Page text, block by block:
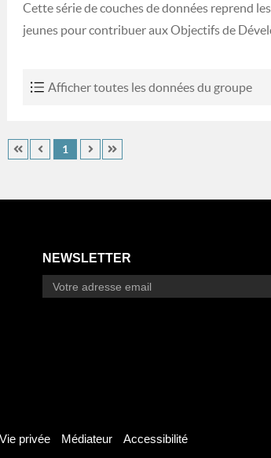
Cette série de couches de données reprend
jeunes pour contribuer aux Objectifs de
Afficher toutes les données du groupe
1
NEWSLETTER
Vie privée Médiateur Accessibilité